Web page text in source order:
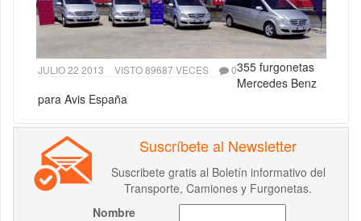
JULIO 22 2013 VISTO 89687 VECES 0355 furgonetas
Mercedes Benz
para Avis España
Suscríbete al Newsletter
Suscribete gratis al Boletín informativo del
Transporte, Camiones y Furgonetas.
Nombre